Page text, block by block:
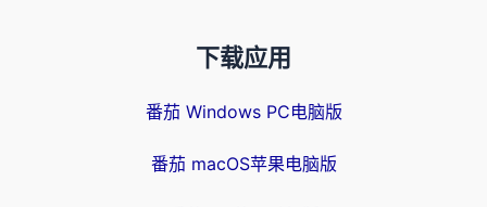
下载应用
番茄 Windows PC电脑版
番茄 macOS苹果电脑版